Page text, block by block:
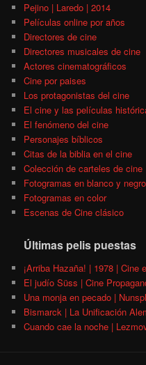
Pejino | Laredo | 2014
Películas online por años
Directores de cine
Directores musicales de cine
Actores cinematográficos
Cine por paises
Los protagonistas del cine
El cine y las películas
El fenómeno del cine
Personajes bíblicos
Citas de la biblia en el cine
Colección de carteles de cine
Fotogramas en blanco y negro
Fotogramas en color
Escenas de Cine clásico
Últimas pelis puestas
¡Arriba Hazaña! | 1978 | Cine
El judío Süss | Cine
Una monja en pecado |
Bismarck | La Unificación
Cuando cae la noche |